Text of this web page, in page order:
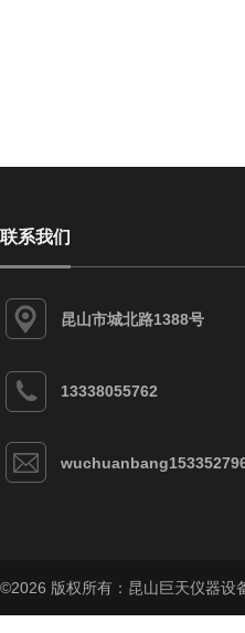
联系我们
昆山市城北路1388号
13338055762
©2026 版权所有：昆山巨天仪器设